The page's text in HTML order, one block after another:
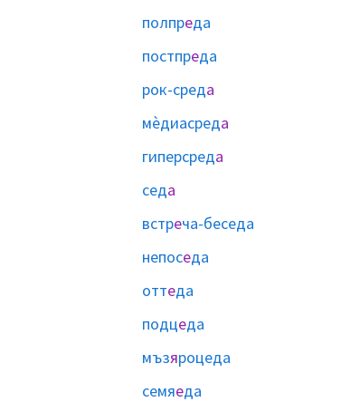
полпреда
постпреда
рок-среда
мѐдиасреда
гиперсреда
седа
встреча-беседа
непоседа
оттеда
подцеда
мъзяроцеда
семяеда